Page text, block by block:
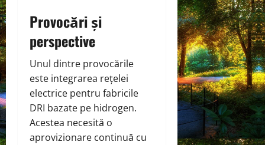
Provocări și
perspective
Unul dintre provocările
este integrarea rețelei
electrice pentru fabricile
DRI bazate pe hidrogen.
Acestea necesită o
aprovizionare continuă cu